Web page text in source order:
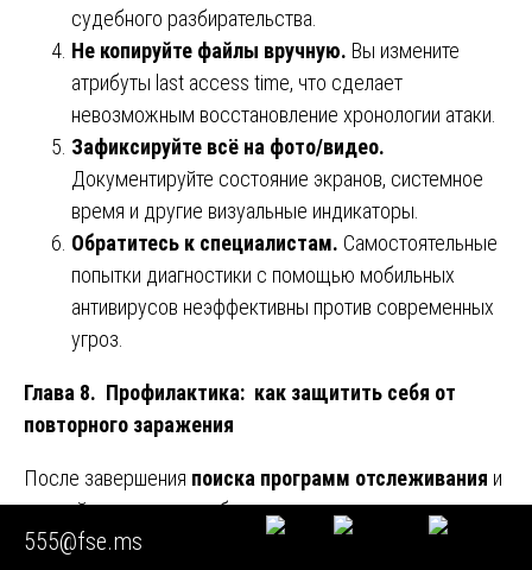
судебного разбирательства.
Не копируйте файлы вручную. Вы измените
атрибуты last access time, что сделает
невозможным восстановление хронологии атаки.
Зафиксируйте всё на фото/видео.
Документируйте состояние экранов, системное
время и другие визуальные индикаторы.
Обратитесь к специалистам. Самостоятельные
попытки диагностики с помощью мобильных
антивирусов неэффективны против современных
угроз.
Глава 8. Профилактика: как защитить себя от
повторного заражения
После завершения поиска программ отслеживания и
его нейтрализации необходимо принять меры для
предотвращения повторных инцидентов:
555@fse.ms